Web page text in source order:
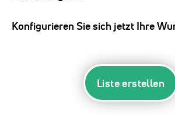
Konfigurieren Sie sich jetzt Ihre
Liste erstellen